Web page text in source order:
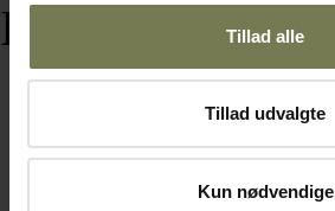
Tillad alle
Tillad udvalgte
Kun nødvendige
Relaterede varer